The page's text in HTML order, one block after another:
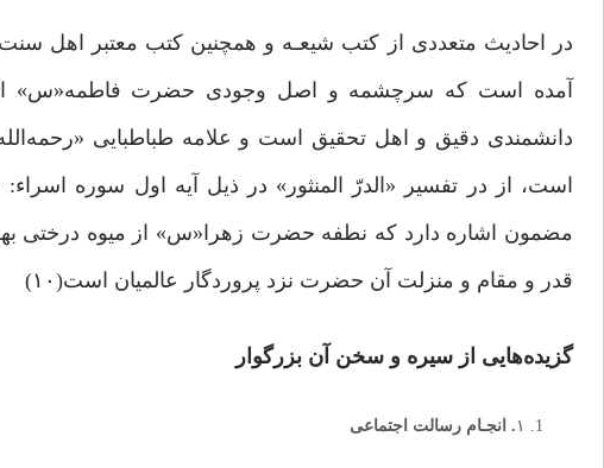
در احادیث متعددی از کتب شیعـه و همچنین کتب معتبر اهل
آمده است که سرچشمه و اصل وجودی حضرت فاطمه«س» از
دانشمندى دقیق و اهل تحقیق است و علامه طباطبایی
است، از در تفسیر «الدرّ المنثور» در ذیل آیه اول سوره
مضمون اشاره دارد که نطفه حضرت زهرا«س» از میوه درختی
قدر و مقام و منزلت آن حضرت نزد پروردگار عالمیان است(۱۰)
گزیده‌هایی از سیره و سخن آن بزرگوار
۱ . انجـام رسالت اجتماعی